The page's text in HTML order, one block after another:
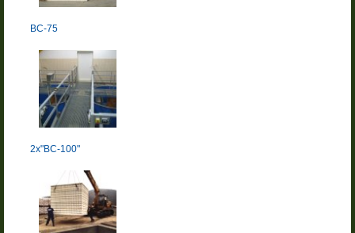
BC-75
2х"BC-100"